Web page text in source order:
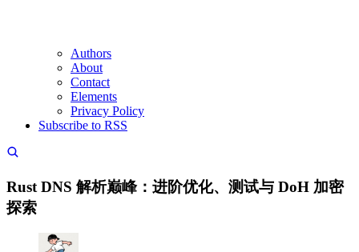
Authors
About
Contact
Elements
Privacy Policy
Subscribe to RSS
Rust DNS 解析巅峰：进阶优化、测试与 DoH 加密
探索